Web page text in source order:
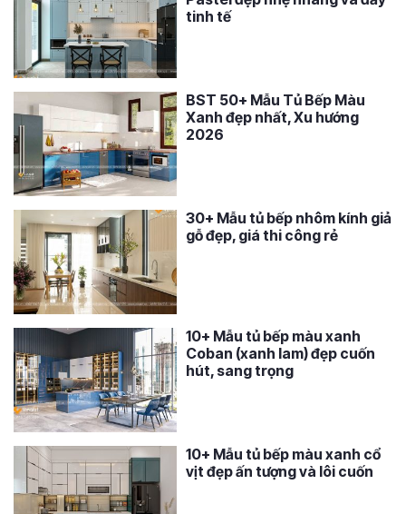
tinh tế
BST 50+ Mẫu Tủ Bếp Màu
Xanh đẹp nhất, Xu hướng
2026
30+ Mẫu tủ bếp nhôm kính giả
gỗ đẹp, giá thi công rẻ
10+ Mẫu tủ bếp màu xanh
Coban (xanh lam) đẹp cuốn
hút, sang trọng
10+ Mẫu tủ bếp màu xanh cổ
vịt đẹp ấn tượng và lôi cuốn